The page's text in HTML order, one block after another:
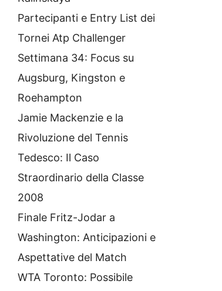
Partecipanti e Entry List dei
Tornei Atp Challenger
Settimana 34: Focus su
Augsburg, Kingston e
Roehampton
Jamie Mackenzie e la
Rivoluzione del Tennis
Tedesco: Il Caso
Straordinario della Classe
2008
Finale Fritz-Jodar a
Washington: Anticipazioni e
Aspettative del Match
WTA Toronto: Possibile